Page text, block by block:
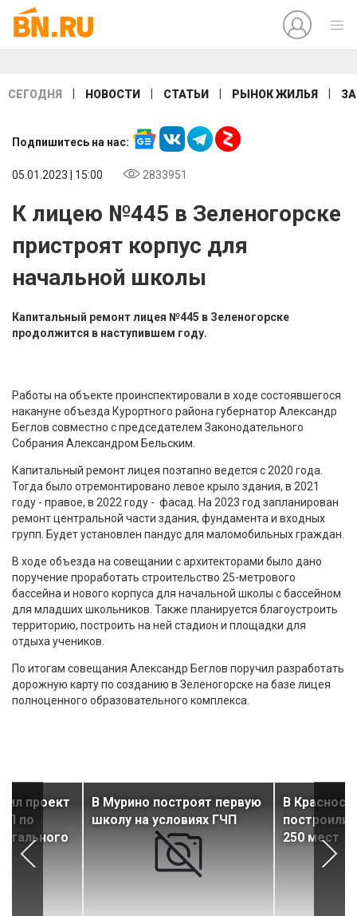
СЕГОДНЯ НОВОСТИ СТАТЬИ РЫНОК ЖИЛЬЯ
Подпишитесь на нас:
05.01.2023 | 15:00 2833951
К лицею №445 в Зеленогорске
пристроят корпус для
начальной школы
Капитальный ремонт лицея №445 в Зеленогорске
продолжится в наступившем году.
Работы на объекте проинспектировали в ходе состоявшегося
накануне объезда Курортного района губернатор Александр
Беглов совместно с председателем Законодательного
Собрания Александром Бельским.
Капитальный ремонт лицея поэтапно ведется с 2020 года.
Тогда было отремонтировано левое крыло здания, в 2021
году - правое, в 2022 году - фасад. На 2023 год запланирован
ремонт центральной части здания, фундамента и входных
групп. Будет установлен пандус для маломобильных граждан.
В ходе объезда на совещании с архитекторами было дано
поручение проработать строительство 25-метрового
бассейна и нового корпуса для начальной школы с бассейном
для младших школьников. Также планируется благоустроить
территорию, построить на ней стадион и площадки для
отдыха учеников.
По итогам совещания Александр Беглов поручил разработать
дорожную карту по созданию в Зеленогорске на базе лицея
полноценного образовательного комплекса.
проект
по
В Мурино построят первую
школу на условиях ГЧП
В
построили
250 мест